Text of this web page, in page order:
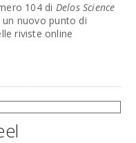
104 di Delos Science
nuovo punto di
riviste online